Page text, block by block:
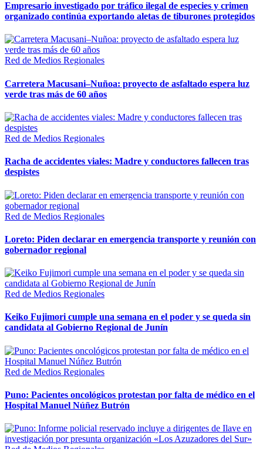
Empresario investigado por tráfico ilegal de especies y crimen
organizado continúa exportando aletas de tiburones protegidos
Red de Medios Regionales
Carretera Macusani–Nuñoa: proyecto de asfaltado espera luz
verde tras más de 60 años
Red de Medios Regionales
Racha de accidentes viales: Madre y conductores fallecen tras
despistes
Red de Medios Regionales
Loreto: Piden declarar en emergencia transporte y reunión con
gobernador regional
Red de Medios Regionales
Keiko Fujimori cumple una semana en el poder y se queda sin
candidata al Gobierno Regional de Junín
Red de Medios Regionales
Puno: Pacientes oncológicos protestan por falta de médico en el
Hospital Manuel Núñez Butrón